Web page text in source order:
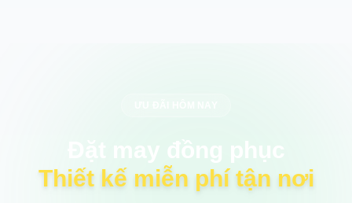
Đặt may đồng phục
Thiết kế miễn phí tận nơi